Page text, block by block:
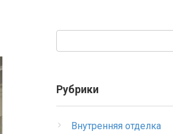
Рубрики
Внутренняя отделка